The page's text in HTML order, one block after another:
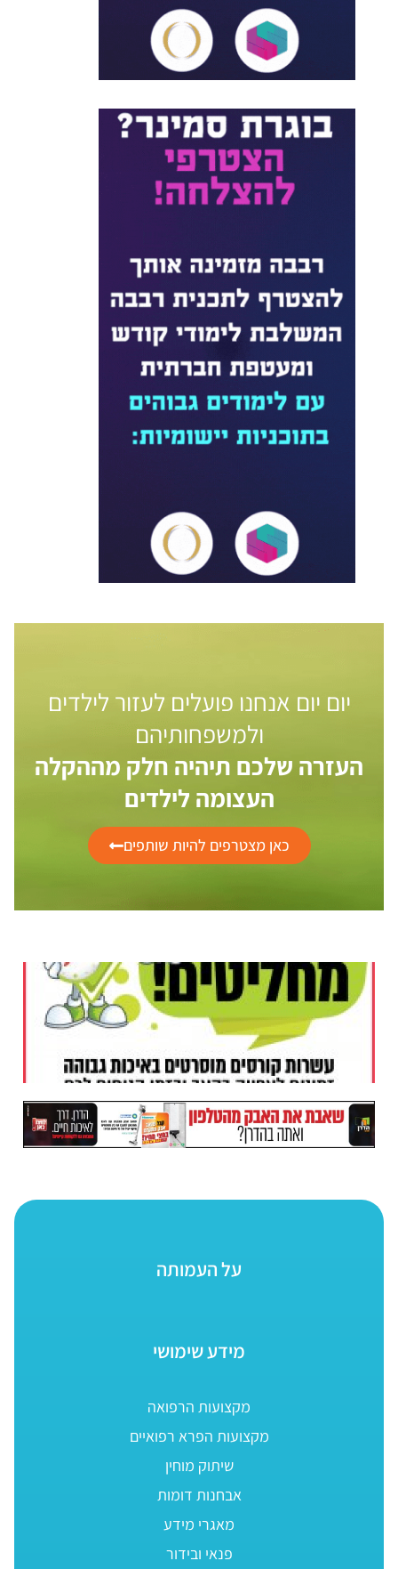
יום יום אנחנו פועלים לעזור לילדים
ולמשפחותיהם
העזרה שלכם תיהיה חלק מההקלה
העצומה לילדים
כאן מצטרפים להיות שותפים
על העמותה
מידע שימושי
מקצועות הרפואה
מקצועות הפרא רפואיים
שיתוק מוחין
אבחנות דומות
מאגרי מידע
פנאי ובידור